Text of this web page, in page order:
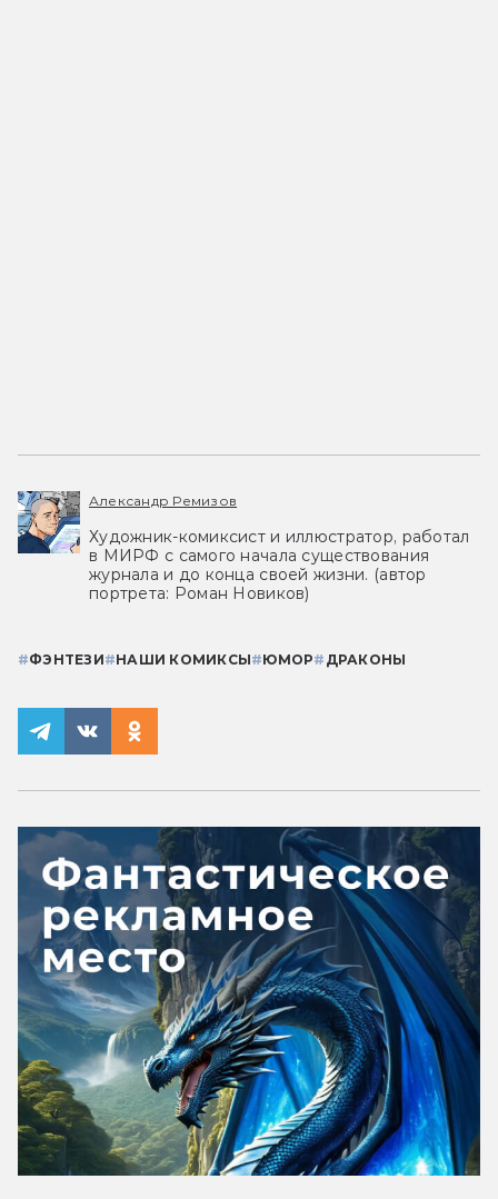
Александр Ремизов
Художник-комиксист и иллюстратор, работал
в МИРФ с самого начала существования
журнала и до конца своей жизни. (автор
портрета: Роман Новиков)
#ФЭНТЕЗИ#НАШИ КОМИКСЫ#ЮМОР# ДРАКОНЫ